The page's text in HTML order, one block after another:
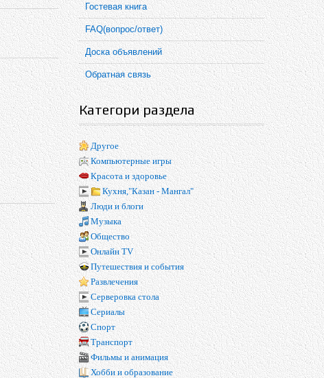
Гостевая книга
FAQ(вопрос/ответ)
Доска объявлений
Обратная связь
Категори раздела
Другое
Компьютерные игры
Красота и здоровье
Кухня,"Казан - Мангал"
Люди и блоги
Музыка
Общество
Онлайн TV
Путешествия и события
Развлечения
Серверовка стола
Сериалы
Спорт
Транспорт
Фильмы и анимация
Хобби и образование